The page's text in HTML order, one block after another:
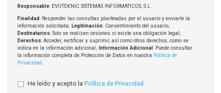
Responsable: EVOTEKNIC SISTEMAS INFORMATICOS, S.L.
Finalidad: Responder las consultas planteadas por el usuario y enviarle la
información solicitada; Legitimación: Consentimiento del usuario;
Destinatarios: Solo se realizan cesiones si existe una obligación legal;
Derechos: Acceder, rectificar y suprimir, así como otros derechos, como se
indica en la información adicional;
Información Adicional : Puede consultar
la información completa de Protección de Datos en nuestra Política de
Privacidad
He leído y acepto la Política de Privacidad